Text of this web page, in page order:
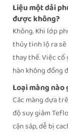
Liệu một dải
được không?
Không. Khi lớp
thủy tinh lộ ra
thay thế. Việc
hàn không đồng
Loại màng
Các màng dựa
độ suy giảm
cặn sáp, dễ bị